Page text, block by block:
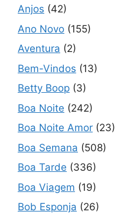
Anjos (42)
Ano Novo (155)
Aventura (2)
Bem-Vindos (13)
Betty Boop (3)
Boa Noite (242)
Boa Noite Amor (23)
Boa Semana (508)
Boa Tarde (336)
Boa Viagem (19)
Bob Esponja (26)